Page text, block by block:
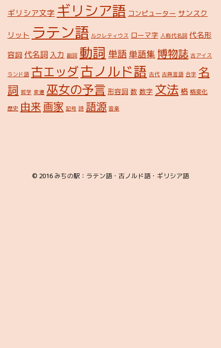
ギリシア文字 ギリシア語 コンピューター サンスク
リット ラテン語 ルクレティウス ローマ字 人称代名詞 代名形
容詞 代名詞 入力 副詞 動詞 単語単語集 博物誌 古アイス
ランド語 古エッダ古ノルド語 古代 古典言語 合字 名
詞 哲学 変遷 巫女の予言 形容詞 数 数字 文法 格 格変化
歴史 由来画家 記号 詩 語源 音楽
© 2016 みちの駅：ラテン語・古ノルド語・ギリシア語